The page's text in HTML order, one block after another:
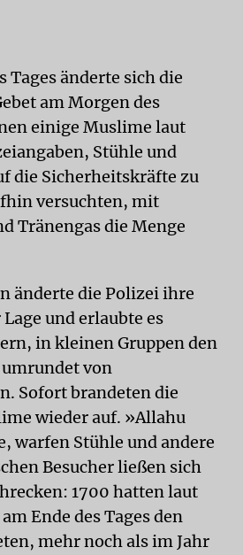
Tages änderte sich die
am Morgen des
einige Muslime laut
Stühle und
die Sicherheitskräfte zu
versuchten, mit
Tränengas die Menge
änderte die Polizei ihre
und erlaubte es
in kleinen Gruppen den
von
Sofort brandeten die
wieder auf. »Allahu
warfen Stühle und andere
Besucher ließen sich
1700 hatten laut
Ende des Tages den
mehr noch als im Jahr